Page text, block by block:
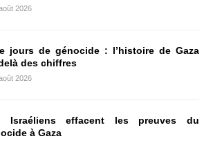
2026
jours de génocide : l’histoire de Gaza
des chiffres
2026
Israéliens effacent les preuves du
à Gaza